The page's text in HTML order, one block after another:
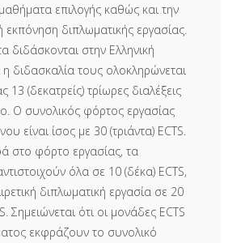
επιλογής καθώς και την
εκπόνηση διπλωματικής εργασίας.
διδάσκονται στην Ελληνική
διδασκαλία τους ολοκληρώνεται
13 (δεκατρείς) τρίωρες διαλέξεις
Ο συνολικός φόρτος εργασίας
είναι ίσος με 30 (τριάντα) ECTS.
στο φόρτο εργασίας, τα
όλα σε 10 (δέκα) ECTS,
διπλωματική εργασία σε 20
Σημειώνεται ότι οι μονάδες ECTS
εκφράζουν το συνολικό